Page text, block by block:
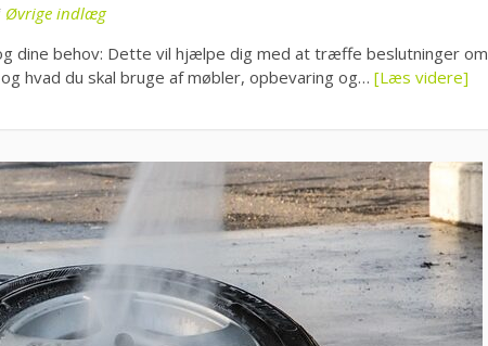
Øvrige indlæg
dine behov: Dette vil hjælpe dig med at træffe beslutninger om
hvad du skal bruge af møbler, opbevaring og… [Læs videre]